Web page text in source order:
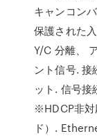
キャンコン
保護された
Y/C 分離、
ント信号. 接
ット. 信号接
※HDCP非対
ド）.